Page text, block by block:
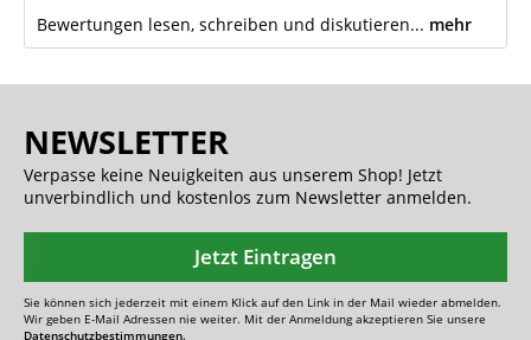
Bewertungen lesen, schreiben und diskutieren... mehr
NEWSLETTER
Verpasse keine Neuigkeiten aus unserem Shop! Jetzt
unverbindlich und kostenlos zum Newsletter anmelden.
Jetzt Eintragen
Sie können sich jederzeit mit einem Klick auf den Link in der Mail wieder abmelden.
Wir geben E-Mail Adressen nie weiter. Mit der Anmeldung akzeptieren Sie unsere
Datenschutzbestimmungen.